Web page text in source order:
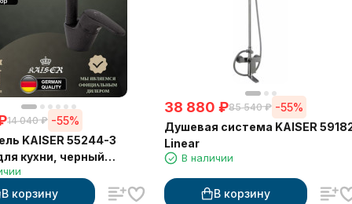
14 040 ₽ -55%
KAISER 55244-3
кухни, черный
В корзину
38 880 ₽85 540 ₽ -55%
Душевая система KAISER
Linear
В наличии
В корзину